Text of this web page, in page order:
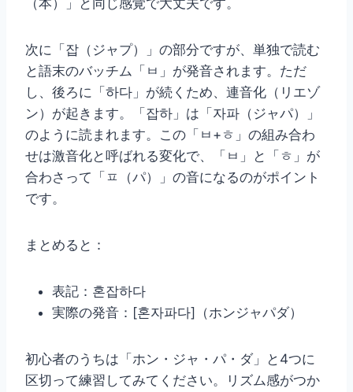
次に「잡（ジャプ）」の部分ですが、単独で読む
と語末のバッチム「ㅂ」が発音されます。ただ
し、後ろに「하다」が続くため、連音化（リエゾ
ン）が起きます。「잡하」は「자파（ジャパ）」
のように読まれます。この「ㅂ+ㅎ」の組み合わ
せは激音化と呼ばれる変化で、「ㅂ」と「ㅎ」が
合わさって「ㅍ（パ）」の音になるのがポイント
です。
まとめると：
表記：혼잡하다
実際の発音：[혼자파다]（ホンジャパダ）
初心者のうちは「ホン・ジャ・パ・ダ」と4つに
区切って練習してみてください。リズム感がつか